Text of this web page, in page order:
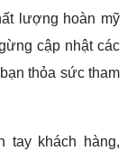
lượng hoàn mỹ
cập nhật các
thỏa sức tham
tay khách hàng,